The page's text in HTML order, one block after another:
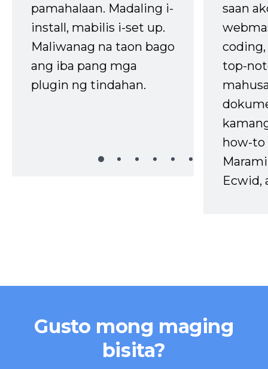
pamahalaan. Madaling i-
install, mabilis i-set up.
Maliwanag na taon bago
ang iba pang mga
plugin ng tindahan.
saan
top-
how-to
Ecwid,
Gusto mong maging
bisita?